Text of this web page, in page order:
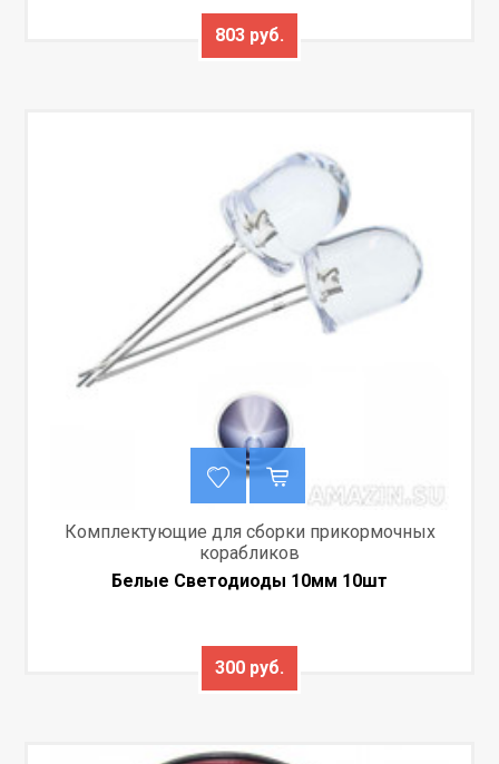
803 руб.
Комплектующие для сборки прикормочных
корабликов
Белые Светодиоды 10мм 10шт
300 руб.